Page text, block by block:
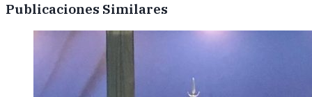
Publicaciones Similares